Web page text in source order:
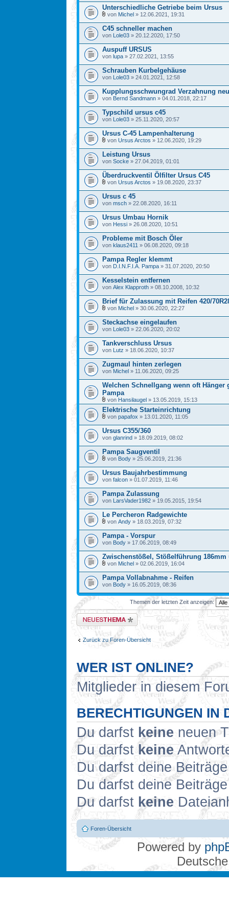
Unterschiedliche Getriebe beim Ursus
von Michel » 12.06.2021, 19:31
C45 schneller machen
von Lole03 » 20.12.2020, 17:50
Auspuff URSUS
von lupa » 27.02.2021, 13:55
Schrauben Kurbelgehäuse
von Lole03 » 24.01.2021, 12:58
Kupplungsschwungrad Verzahnung
von Bernd Sandmann » 04.01.2018, 22:17
Typschild ursus c45
von Lole03 » 25.11.2020, 20:57
Ursus C-45 Lampenhalterung
von Ursus Arctos » 12.06.2020, 19:29
Leistung Ursus
von Socke » 27.04.2019, 01:01
Überdruckventil Ölfilter Ursus C45
von Ursus Arctos » 19.08.2020, 23:37
Ursus c 45
von msch » 22.08.2020, 16:11
Ursus Umbau Hornik
von Hessi » 26.08.2020, 10:51
Probleme mit Bosch Öler
von klaus2411 » 06.08.2020, 09:18
Pampa Regler klemmt
von D.I.N.F.I.A. Pampa » 31.07.2020, 20:50
Kesselstein entfernen
von Alex Klapproth » 08.10.2008, 10:32
Brief für Zulassung mit Reifen 420/
von Michel » 30.06.2020, 22:27
Steckachse eingelaufen
von Lole03 » 22.06.2020, 20:02
Tankverschluss Ursus
von Lutz » 18.06.2020, 10:37
Zugmaul hinten zerlegen
von Michel » 11.06.2020, 09:25
Welchen Schnellgang wenn oft Hänger
Pampa
von Hansilaugel » 13.05.2019, 15:13
Elektrische Starteinrichtung
von papafox » 13.01.2020, 11:05
Ursus C355/360
von glanrind » 18.09.2019, 08:02
Pampa Saugventil
von Body » 25.06.2019, 21:36
Ursus Baujahrbestimmung
von falcon » 01.07.2019, 11:46
Pampa Zulassung
von LarsVader1982 » 19.05.2015, 19:54
Le Percheron Radgewichte
von Andy » 18.03.2019, 07:32
Pampa - Vorspur
von Body » 17.06.2019, 08:49
Zwischenstößel, Stößelführung 186mm
von Michel » 02.06.2019, 16:04
Pampa Vollabnahme - Reifen
von Body » 16.05.2019, 08:36
Themen der letzten Zeit anzeigen:
Neues Thema erstellen
Zurück zu Foren-Übersicht
WER IST ONLINE?
Mitglieder in diesem
BERECHTIGUNGEN IN
Du darfst keine neuen
Du darfstkeine
Du darfst deine
Du darfst deine
Du darfst keine
Foren-Übersicht
Powered by